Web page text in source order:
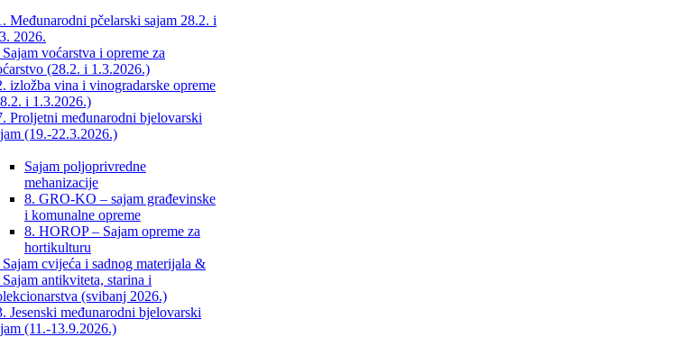
Međunarodni pčelarski sajam 28.2. i
2026.
Sajam voćarstva i opreme za
(28.2. i 1.3.2026.)
izložba vina i vinogradarske opreme
i 1.3.2026.)
Proljetni međunarodni bjelovarski
(19.-22.3.2026.)
Sajam poljoprivredne
mehanizacije
8. GRO-KO – sajam građevinske
i komunalne opreme
8. HOROP – Sajam opreme za
hortikulturu
Sajam cvijeća i sadnog materijala &
antikviteta, starina i
(svibanj 2026.)
Jesenski međunarodni bjelovarski
(11.-13.9.2026.)